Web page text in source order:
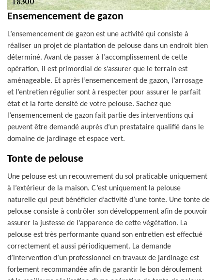
Ensemencement de gazon
L’ensemencement de gazon est une activité qui consiste à
réaliser un projet de plantation de pelouse dans un endroit bien
déterminé. Avant de passer à l’accomplissement de cette
opération, il est primordial de s’assurer que le terrain est
aménageable. Et après l’ensemencement de gazon, l’arrosage
et l’entretien régulier sont à respecter pour assurer le parfait
état et la forte densité de votre pelouse. Sachez que
l’ensemencement de gazon fait partie des interventions qui
peuvent être demandé auprès d’un prestataire qualifié dans le
domaine de jardinage et espace vert.
Tonte de pelouse
Une pelouse est un recouvrement du sol praticable uniquement
à l’extérieur de la maison. C’est uniquement la pelouse
naturelle qui peut bénéficier d’activité d’une tonte. Une tonte de
pelouse consiste à contrôler son développement afin de pouvoir
assurer la justesse de l’apparence de cette végétation. La
pelouse est très performante quand son entretien est effectué
correctement et aussi périodiquement. La demande
d’intervention d’un professionnel en travaux de jardinage est
fortement recommandée afin de garantir le bon déroulement